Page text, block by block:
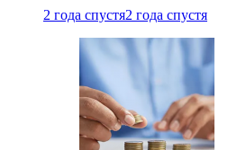
2 года спустя2 года спустя